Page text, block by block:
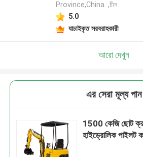
Province,China. ,চীন
5.0
যাচাইকৃত সরবরাহকারী
আরো দেখুন
এর সেরা মূল্য পান
1500 কেজি ছোট
হাইড্রোলিক পাইলট